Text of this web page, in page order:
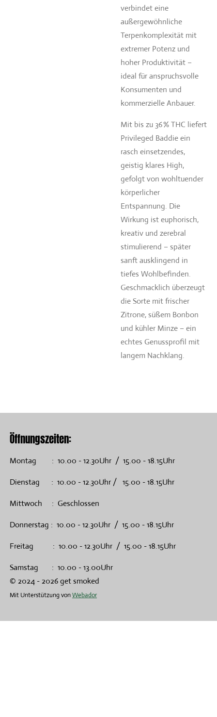
verbindet eine
außergewöhnliche
Terpenkomplexität mit
extremer Potenz und
hoher Produktivität –
ideal für anspruchsvolle
Konsumenten und
kommerzielle Anbauer.
Mit bis zu 36 % THC liefert
Privileged Baddie ein
rasch einsetzendes,
geistig klares High,
gefolgt von wohltuender
körperlicher
Entspannung. Die
Wirkung ist euphorisch,
kreativ und zerebral
stimulierend – später
sanft ausklingend in
tiefes Wohlbefinden.
Geschmacklich überzeugt
die Sorte mit frischer
Zitrone, süßem Bonbon
und kühler Minze – ein
echtes Genussprofil mit
langem Nachklang.
Öffnungszeiten:
Montag : 10.00 - 12.30Uhr / 15.00 - 18.15Uhr
Dienstag : 10.00 - 12.30Uhr / 15.00 - 18.15Uhr
Mittwoch : Geschlossen
Donnerstag : 10.00 - 12.30Uhr / 15.00 - 18.15Uhr
Freitag : 10.00 - 12.30Uhr / 15.00 - 18.15Uhr
Samstag : 10.00 - 13.00Uhr
© 2024 - 2026 get smoked
Mit Unterstützung vonWebador